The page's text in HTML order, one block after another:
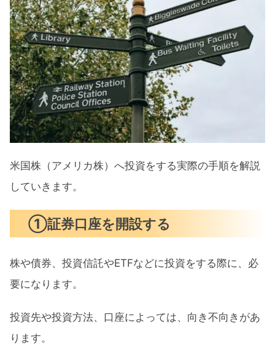
米国株（アメリカ株）へ投資をする実際の手順を解説
していきます。
①証券口座を開設する
株や債券、投資信託やETFなどに投資をする際に、必
要になります。
投資先や投資方法、口座によっては、向き不向きがあ
ります。